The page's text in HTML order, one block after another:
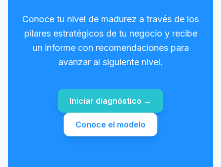
Conoce tu nivel de madurez a través de los
pilares estratégicos de tu negocio y recibe
un informe con recomendaciones para
avanzar al siguiente nivel.
Iniciar diagnóstico →
Conoce el modelo